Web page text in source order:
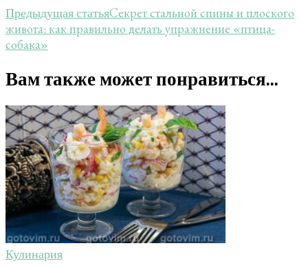
Предыдущая статьяСекрет стальной спины и плоского
живота: как правильно делать упражнение «птица-
собака»
Вам также может понравиться...
Кулинария